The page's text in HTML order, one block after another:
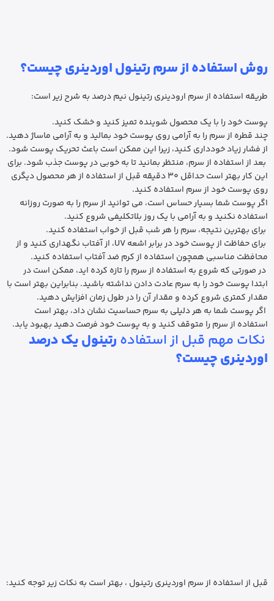
روش استفاده از سرم رتینول اوردینری چیست؟
طریقه استفاده از سرم ارودینری رتینول نیم درصد به شرح زیر است:
پوست خود را با یک محصول شوینده تمیز کنید و خشک کنید.
چند قطره از سرم را به آرامی روی پوست خود بمالید و به آرامی ماساژ دهید.
از فشار زیاد خودداری کنید، زیرا این ممکن است باعث تحریک پوست شود.
بعد از استفاده از سرم، منتظر بمانید تا به خوبی در پوست جذب شود. برای
این کار بهتر است حداقل 30 دقیقه قبل از استفاده از هر محصول دیگری
روی پوست خود از سرم استفاده کنید.
اگر پوست شما بسیار حساس است، می توانید از سرم را به صورت روزانه
استفاده نکنید و به آرامی با یک روز بلاتکلیفی شروع کنید.
برای بهترین نتیجه، سرم را هر شب قبل از خواب استفاده کنید.
برای حفاظت از پوست خود در برابر اشعه UV، از آفتاب نگهداری کنید و از
محافظت مناسبی همچون استفاده از کرم ضد آفتاب استفاده کنید.
در صورتی که شروع به استفاده از سرم را تازه کرده اید، ممکن است در
ابتدا پوست خود را به سرم عادت دادن نداشته باشید. بنابراین بهتر است با
مقدار کمتری شروع کرده و مقدار آن را در طول زمان افزایش دهید.
اگر پوست شما به هر دلیلی به سرم حساسیت نشان داد، بهتر است
استفاده از سرم را متوقف کنید و به پوست خود فرصت دهید بهبود یابد.
نکات مهم قبل از استفاده رتینول یک درصد
اوردینری چیست؟
قبل از استفاده از سرم اوردینری رتینول ، بهتر است به نکات زیر توجه کنید: